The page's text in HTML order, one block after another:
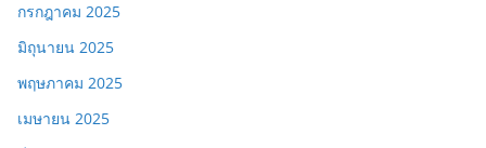
กรกฎาคม 2025
มิถุนายน 2025
พฤษภาคม 2025
เมษายน 2025